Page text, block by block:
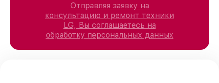
Отправляя заявку на
консультацию и ремонт техники
LG, Вы соглашаетесь на
обработку персональных данных